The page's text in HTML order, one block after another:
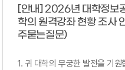
[안내] 2026년 대학정보
학의 원격강좌 현황 조사
주묻는질문)
1. 귀 대학의 무궁한 발전을 기원